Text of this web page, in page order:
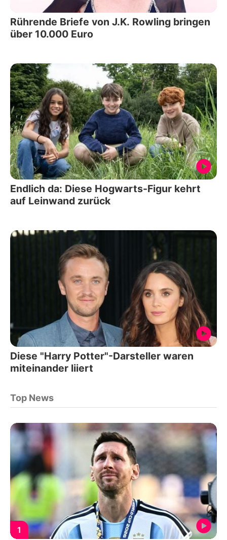
Rührende Briefe von J.K. Rowling bringen
über 10.000 Euro
Endlich da: Diese Hogwarts-Figur kehrt
auf Leinwand zurück
Diese "Harry Potter"-Darsteller waren
miteinander liiert
Top News
1